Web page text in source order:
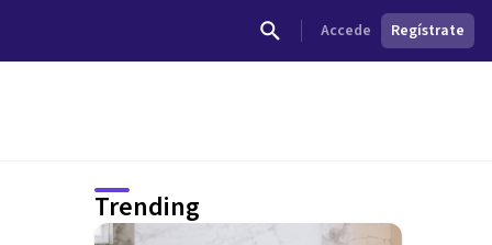
Accede Regístrate
Trending